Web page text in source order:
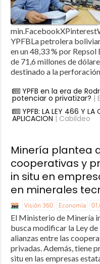
YPFBLa petrolera
en un 48,33 % por
de 71,6 millones de
destinado a la
YPFB en la era de
potenciar o privatizar? |
YPFB: LA LEY 466 Y LA
APLICACION | Cabildeo
Minería plantea
cooperativas y
in situ en
en minerales
Visión 360 Economía
El Ministerio de Minería
busca modificar la Ley
alianzas entre las
privadas. Además, tiene
situ en las empresas